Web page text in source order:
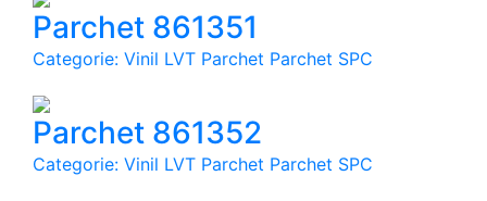
Parchet 861351
Categorie: Vinil LVT Parchet Parchet SPC
Parchet 861352
Categorie: Vinil LVT Parchet Parchet SPC